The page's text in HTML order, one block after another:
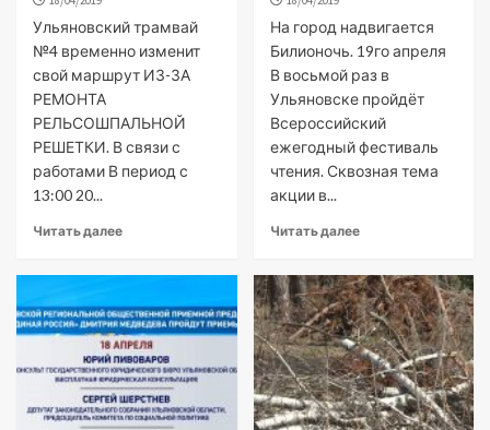
Ульяновский трамвай
№4 временно изменит
свой маршрут ИЗ-ЗА
РЕМОНТА
РЕЛЬСОШПАЛЬНОЙ
РЕШЕТКИ. В связи с
работами В период с
13:00 20...
Читать далее
На город надвигается
Билионочь. 19го апреля
В восьмой раз в
Ульяновске пройдёт
Всероссийский
ежегодный фестиваль
чтения. Сквозная тема
акции в...
Читать далее